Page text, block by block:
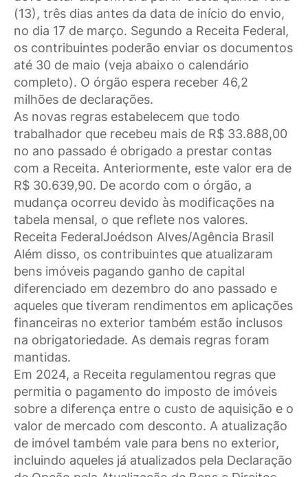
(13), três dias antes da data de início do envio,
no dia 17 de março. Segundo a Receita Federal,
os contribuintes poderão enviar os documentos
até 30 de maio (veja abaixo o calendário
completo). O órgão espera receber 46,2
milhões de declarações.
As novas regras estabelecem que todo
trabalhador que recebeu mais de R$ 33.888,00
no ano passado é obrigado a prestar contas
com a Receita. Anteriormente, este valor era de
R$ 30.639,90. De acordo com o órgão, a
mudança ocorreu devido às modificações na
tabela mensal, o que reflete nos valores.
Receita FederalJoédson Alves/Agência Brasil
Além disso, os contribuintes que atualizaram
bens imóveis pagando ganho de capital
diferenciado em dezembro do ano passado e
aqueles que tiveram rendimentos em aplicações
financeiras no exterior também estão inclusos
na obrigatoriedade. As demais regras foram
mantidas.
Em 2024, a Receita regulamentou regras que
permitia o pagamento do imposto de imóveis
sobre a diferença entre o custo de aquisição e o
valor de mercado com desconto. A atualização
de imóvel também vale para bens no exterior,
incluindo aqueles já atualizados pela Declaração